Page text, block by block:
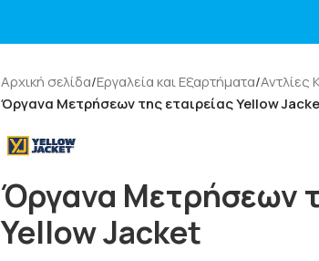
Αρχική σελίδα/Εργαλεία και Εξαρτήματα/
Όργανα Μετρήσεων της εταιρείας Yellow
Όργανα Μετρήσεων
Yellow Jacket